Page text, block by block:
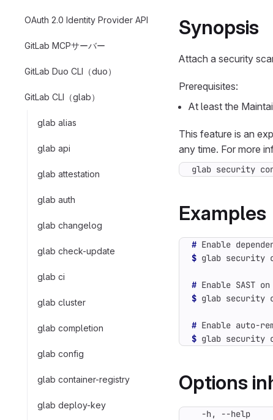
OAuth 2.0 Identity Provider API
GitLab MCPサーバー
GitLab Duo CLI（duo）
GitLab CLI（glab）
glab alias
glab api
glab attestation
glab auth
glab changelog
glab check-update
glab ci
glab cluster
glab completion
glab config
glab container-registry
glab deploy-key
Synopsis
Attach a security
Prerequisites:
At least the
This feature is an
any time. For more
glab security
Examples
#
$ glab security
#
$ glab security
# Enable auto-
$ glab security
Options